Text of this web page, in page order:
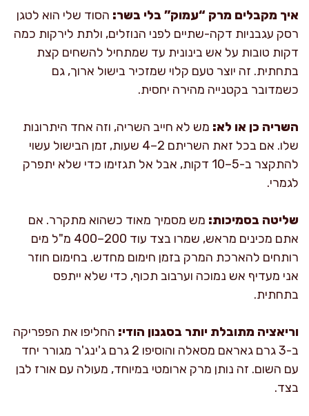
איך מקבלים מרק “עמוק” בלי בשר: הסוד שלי הוא לטגן
רסק עגבניות דקה-שתיים לפני הנוזלים, ולתת לירקות כמה
דקות טובות על אש בינונית עד שמתחיל להשחים קצת
בתחתית. זה יוצר טעם קלוי שמזכיר בישול ארוך, גם
כשמדובר בקטנייה מהירה יחסית.
השריה כן או לא: מש לא חייב השריה, וזה אחד היתרונות
שלו. אם בכל זאת השריתם 2–4 שעות, זמן הבישול עשוי
להתקצר ב-5–10 דקות, אבל אל תגזימו כדי שלא יתפרק
לגמרי.
שליטה בסמיכות: מש מסמיך מאוד כשהוא מתקרר. אם
אתם מכינים מראש, שמרו בצד עוד 200–400 מ"ל מים
רותחים להארכת המרק בזמן חימום מחדש. בחימום חוזר
אני מעדיף אש נמוכה וערבוב תכוף, כדי שלא ייתפס
בתחתית.
וריאציה מתובלת יותר בסגנון הודי: החליפו את הפפריקה
ב-3 גרם גאראם מסאלה והוסיפו 2 גרם ג'ינג'ר מגורר יחד
עם השום. זה נותן מרק ארומטי במיוחד, מעולה עם אורז לבן
בצד.